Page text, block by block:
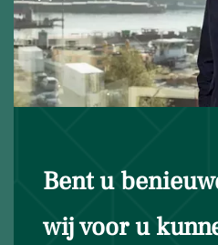
Bent u
wij voor u